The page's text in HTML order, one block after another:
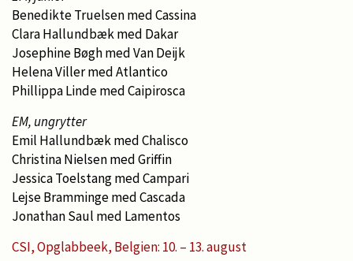
Benedikte Truelsen med Cassina
Clara Hallundbæk med Dakar
Josephine Bøgh med Van Deijk
Helena Viller med Atlantico
Phillippa Linde med Caipirosca
EM, ungrytter
Emil Hallundbæk med Chalisco
Christina Nielsen med Griffin
Jessica Toelstang med Campari
Lejse Bramminge med Cascada
Jonathan Saul med Lamentos
CSI, Opglabbeek, Belgien: 10. – 13. august